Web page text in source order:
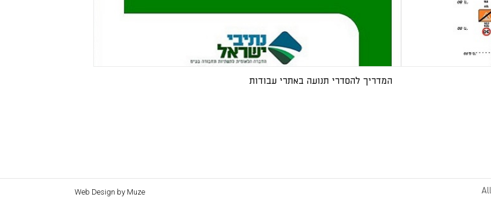
המדריך להסדרי תנועה באתרי עבודות
Web Design by Muze